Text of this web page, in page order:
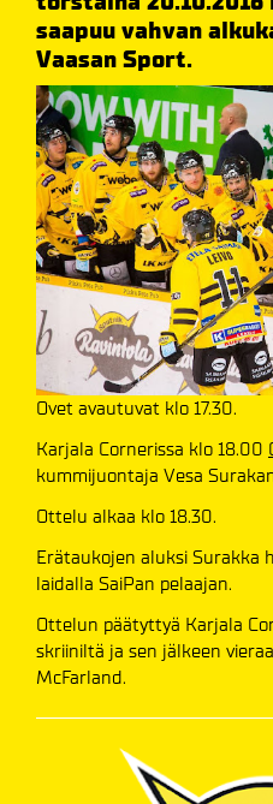
saapuu vahvan
Vaasan Sport.
Ovet avautuvat klo 17.30.
Karjala Cornerissa klo 18.00
kummijuontaja Vesa
Ottelu alkaa klo 18.30.
Erätaukojen aluksi Surakka
laidalla SaiPan pelaajan.
Ottelun päätyttyä Karjala
skriiniltä ja sen jälkeen
McFarland.